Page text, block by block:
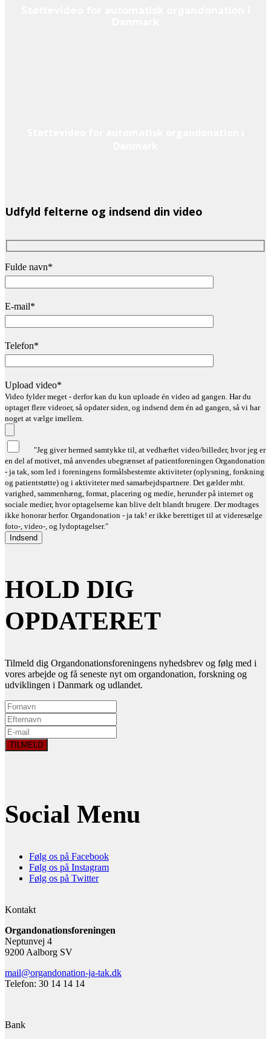
Udfyld felterne og indsend din video
Fulde navn*
E-mail*
Telefon*
Upload video*
Video fylder meget - derfor kan du kun uploade én video ad gangen. Har du
optaget flere videoer, så opdater siden, og indsend dem én ad gangen, så vi har
noget at vælge imellem.
"Jeg giver hermed samtykke til, at vedhæftet video/billeder, hvor jeg er
en del af motivet, må anvendes ubegrænset af patientforeningen Organdonation
- ja tak, som led i foreningens formålsbestemte aktiviteter (oplysning, forskning
og patientstøtte) og i aktiviteter med samarbejdspartnere. Det gælder mht.
varighed, sammenhæng, format, placering og medie, herunder på internet og
sociale medier, hvor optagelserne kan blive delt blandt brugere. Der modtages
ikke honorar herfor. Organdonation - ja tak! er ikke berettiget til at videresælge
foto-, video-, og lydoptagelser."
HOLD DIG
OPDATERET
Tilmeld dig Organdonationsforeningens nyhedsbrev og følg med i
vores arbejde og få seneste nyt om organdonation, forskning og
udviklingen i Danmark og udlandet.
Social Menu
Følg os på Facebook
Følg os på Instagram
Følg os på Twitter
Kontakt
Organdonationsforeningen
Neptunvej 4
9200 Aalborg SV
mail@organdonation-ja-tak.dk
Telefon: 30 14 14 14
Bank